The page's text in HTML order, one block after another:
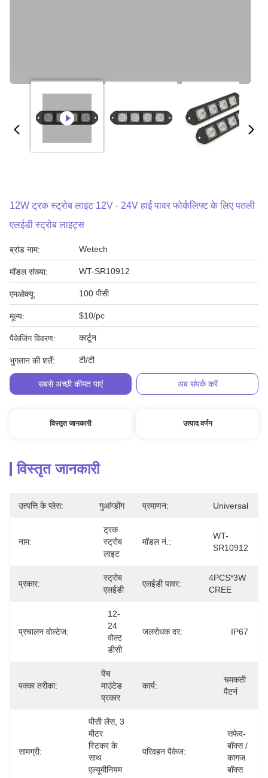
12W ट्रक स्ट्रोब लाइट 12V - 24V हाई पावर फोर्कलिफ्ट के लिए पतली
एलईडी स्ट्रोब लाइट्स
ब्रांड नाम: Wetech
मॉडल संख्या: WT-SR10912
एमओक्यू: 100 पीसी
मूल्य: $10/pc
पैकेजिंग विवरण: कार्टून
भुगतान की शर्तें: टी/टी
सबसे अच्छी कीमत पाएं अब संपर्क करें
विस्तृत जानकारी उत्पाद वर्णन
विस्तृत जानकारी
उत्पत्ति के प्लेस: गुआंग्डोंग प्रमाणन: Universal
नाम:
ट्रक
स्ट्रोब
लाइट
मॉडल नं.:
WT-
SR10912
प्रकार:
स्ट्रोब
एलईडी
एलईडी पावर:
4PCS*3W
CREE
प्रचालन वोल्टेज:
12-
24
वोल्ट
डीसी
जलरोधक दर: IP67
पक्का तरीका:
पेंच
माउंटेड
प्रकार
कार्य:
चमकती
पैटर्न
सामग्री:
पीसी लेंस, 3
मीटर
स्टिकर के
साथ
एल्यूमीनियम
परिवहन पैकेज:
सफेद-
बॉक्स /
कागज
बॉक्स